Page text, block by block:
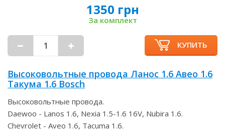
1350 грн
За комплект
КУПИТЬ
Высоковольтные провода Ланос 1.6 Авео 1.6
Такума 1.6 Bosch
Высоковольтные провода.
Daewoo - Lanos 1.6, Nexia 1.5-1.6 16V, Nubira 1.6.
Chevrolet - Aveo 1.6, Tacuma 1.6.